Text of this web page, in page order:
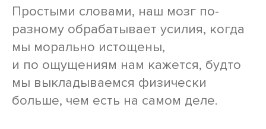
Простыми словами, наш мозг по-
разному обрабатывает усилия, когда
мы морально истощены,
и по ощущениям нам кажется, будто
мы выкладываемся физически
больше, чем есть на самом деле.